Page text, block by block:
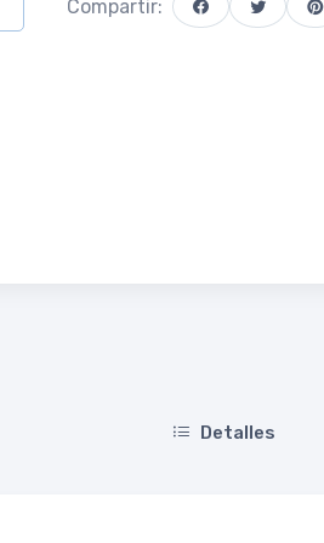
Compartir:
Detalles